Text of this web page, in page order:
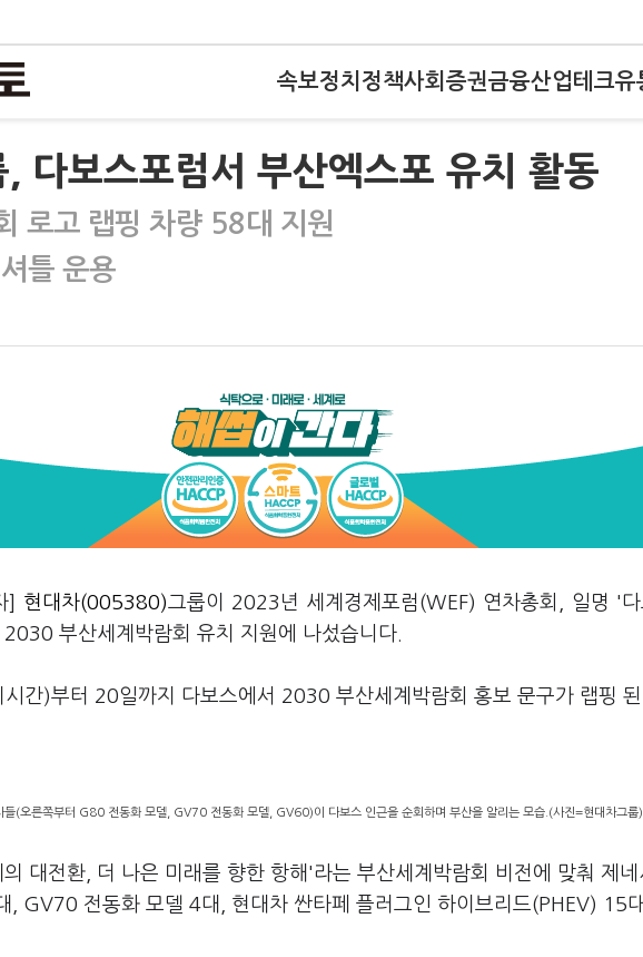
속보정치 정책사회 증권금융산업테크유
, 다보스포럼서 부산엑스포 유치 활동
로고 랩핑 차량 58대 지원
틀 운용
] 현대차(005380)그룹이 2023년 세계경제포럼(WEF) 연차총회, 일명 '
부산세계박람회 유치 지원에 나섰습니다.
간)부터 20일까지 다보스에서 2030 부산세계박람회 홍보 문구가 랩핑
들(오른쪽부터 G80 전동화 모델, GV70 전동화 모델, GV60)이 다보스 인근을 순회하며 부산을 알리는 모습.(사진=현대차그룹)
대전환, 더 나은 미래를 향한 항해'라는 부산세계박람회 비전에 맞춰 제
GV70 전동화 모델 4대, 현대차 싼타페 플러그인 하이브리드(PHEV) 15